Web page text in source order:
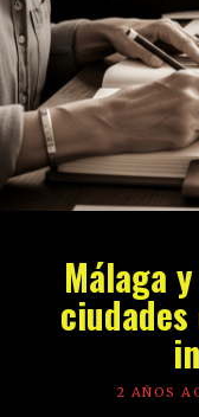
Málaga
2 AÑOS